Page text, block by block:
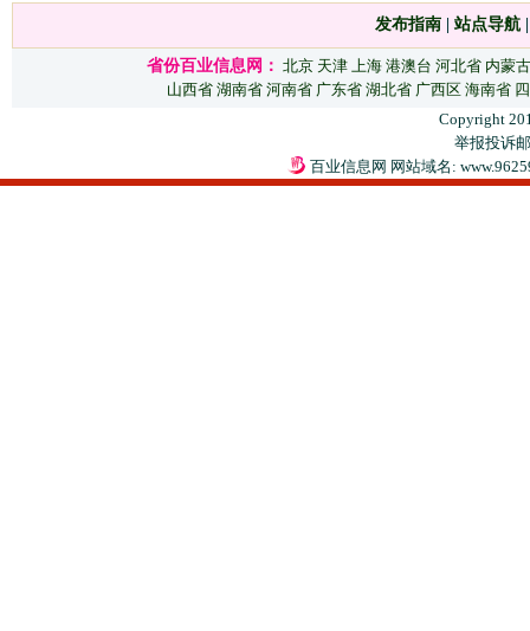
发布指南 站点导航
省份百业信息网： 北京 天津 上海 港澳台 河北省 内蒙古
山西省 湖南省 河南省 广东省 湖北省 广西区 海南省
Copyright
举报投诉
百业信息网 网站域名: